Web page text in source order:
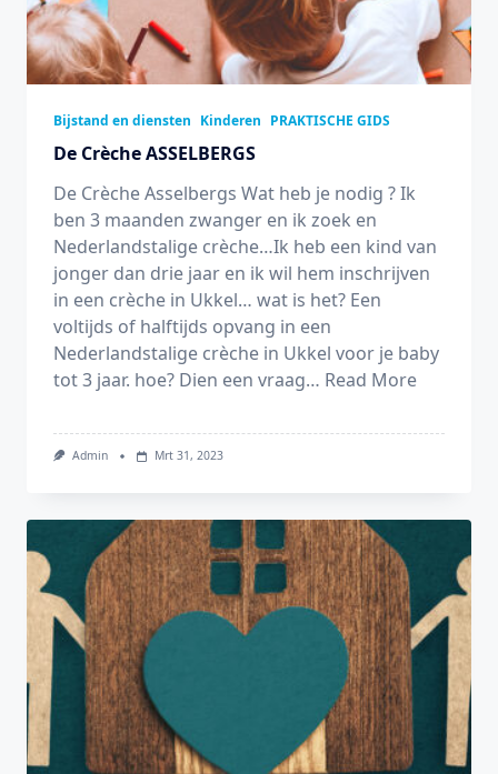
Bijstand en diensten Kinderen PRAKTISCHE GIDS
De Crèche ASSELBERGS
De Crèche Asselbergs Wat heb je nodig ? Ik
ben 3 maanden zwanger en ik zoek en
Nederlandstalige crèche…Ik heb een kind van
jonger dan drie jaar en ik wil hem inschrijven
in een crèche in Ukkel… wat is het? Een
voltijds of halftijds opvang in een
Nederlandstalige crèche in Ukkel voor je baby
tot 3 jaar. hoe? Dien een vraag… Read More
Admin Mrt 31, 2023